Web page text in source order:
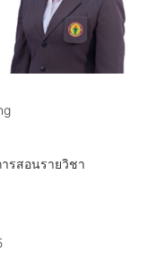
รสอนรายวิชา